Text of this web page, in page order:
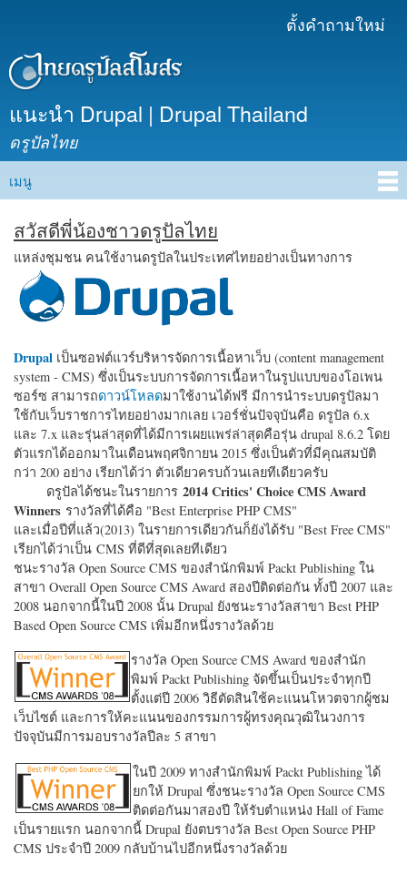
เนื้อหา
ตั้งคำถามใหม่
แนะนำ Drupal | Drupal Thailand
ดรูปัลไทย
Main menu
เมนู
สวัสดีพี่น้องชาวดรูปัลไทย
แหล่งชุมชน คนใช้งานดรูปัลในประเทศไทยอย่างเป็นทางการ
Drupal เป็นซอฟต์แวร์บริหารจัดการเนื้อหาเว็บ (content management
system - CMS) ซึ่งเป็นระบบการจัดการเนื้อหาในรูปแบบของโอเพน
ซอร์ซ สามารถดาวน์โหลดมาใช้งานได้ฟรี มีการนำระบบดรูปัลมา
ใช้กับเว็บราชการไทยอย่างมากเลย เวอร์ชั่นปัจจุบันคือ ดรูปัล 6.x
และ 7.x และรุ่นล่าสุดที่ได้มีการเผยแพร่ล่าสุดคือรุ่น drupal 8.6.2 โดย
ตัวแรกได้ออกมาในเดือนพฤศจิกายน 2015 ซึ่งเป็นตัวที่มีคุณสมบัติ
กว่า 200 อย่าง เรียกได้ว่า ตัวเดียวครบถ้วนเลยทีเดียวครับ
ดรูปัลได้ชนะในรายการ 2014 Critics' Choice CMS Award
Winners รางวัลที่ได้คือ "Best Enterprise PHP CMS"
และเมื่อปีที่แล้ว(2013) ในรายการเดียวกันก็ยังได้รับ "Best Free CMS"
เรียกได้ว่าเป็น CMS ที่ดีที่สุดเลยทีเดียว
ชนะรางวัล Open Source CMS ของสำนักพิมพ์ Packt Publishing ใน
สาขา Overall Open Source CMS Award สองปีติดต่อกัน ทั้งปี 2007 และ
2008 นอกจากนี้ในปี 2008 นั้น Drupal ยังชนะรางวัลสาขา Best PHP
Based Open Source CMS เพิ่มอีกหนึ่งรางวัลด้วย
รางวัล Open Source CMS Award ของสำนัก
พิมพ์ Packt Publishing จัดขึ้นเป็นประจำทุกปี
ตั้งแต่ปี 2006 วิธีตัดสินใช้คะแนนโหวตจากผู้ชม
เว็บไซต์ และการให้คะแนนของกรรมการผู้ทรงคุณวุฒิในวงการ
ปัจจุบันมีการมอบรางวัลปีละ 5 สาขา
ในปี 2009 ทางสำนักพิมพ์ Packt Publishing ได้
ยกให้ Drupal ซึ่งชนะรางวัล Open Source CMS
ติดต่อกันมาสองปี ให้รับตำแหน่ง Hall of Fame
เป็นรายแรก นอกจากนี้ Drupal ยังตบรางวัล Best Open Source PHP
CMS ประจำปี 2009 กลับบ้านไปอีกหนึ่งรางวัลด้วย